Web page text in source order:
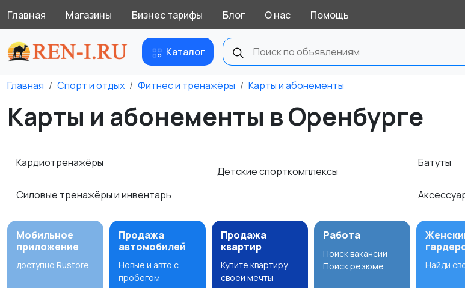
Главная Магазины Бизнес тарифы Блог О нас Помощь
Каталог
Главная Спорт и отдых Фитнес и тренажёры Карты и абонементы
Карты и абонементы в Оренбурге
Кардиотренажёры
Силовые тренажёры и инвентарь
Детские спорткомплексы
Батуты
Мобильное
приложение
доступно Rustore
Продажа
автомобилей
Новые и авто с
пробегом
Продажа
квартир
Купите квартиру
своей мечты
Работа
Поиск вакансий
Поиск резюме
Найди